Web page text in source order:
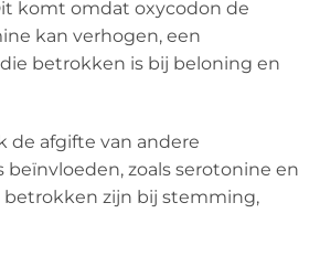
komt omdat oxycodon de
kan verhogen, een
betrokken is bij beloning en
de afgifte van andere
zoals serotonine en
betrokken zijn bij stemming,